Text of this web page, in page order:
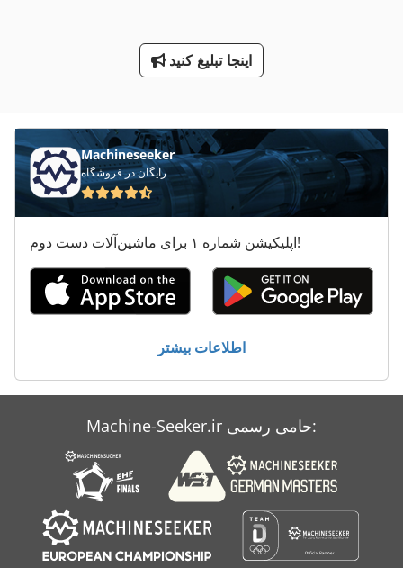
اینجا تبلیغ کنید
Machineseeker
رایگان در فروشگاه
اپلیکیشن شماره ۱ برای ماشین‌آلات دست دوم!
اطلاعات بیشتر
Machine-Seeker.ir حامی رسمی: